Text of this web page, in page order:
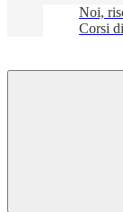
Noi,
Corsi